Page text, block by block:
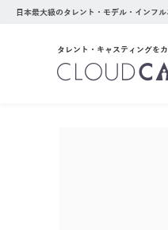
日本最大級のタレント・モデル・インフ
タレント・キャスティングを